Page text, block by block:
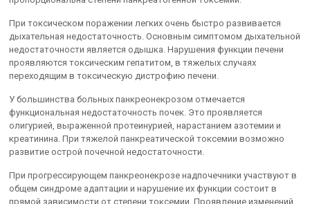
При токсическом поражении легких очень быстро развивается
дыхательная недостаточность. Основным симптомом дыхательной
недостаточности является одышка. Нарушения функции печени
проявляются токсическим гепатитом, в тяжелых случаях
переходящим в токсическую дистрофию печени.
У большинства больных панкреонекрозом отмечается
функциональная недостаточность почек. Это проявляется
олигурией, выраженной протеинурией, нарастанием азотемии и
креатинина. При тяжелой панкреатической токсемии возможно
развитие острой почечной недостаточности.
При прогрессирующем панкреонекрозе надпочечники участвуют в
общем синдроме адаптации и нарушение их функции состоит в
прямой зависимости от степени токсемии. Проявление изменений